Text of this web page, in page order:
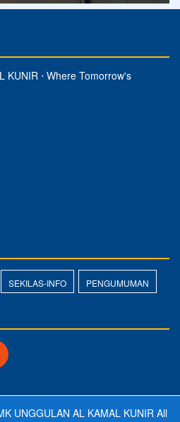
KUNIR ⋅ Where Tomorrow's
SEKILAS-INFO PENGUMUMAN
UNGGULAN AL KAMAL KUNIRAll